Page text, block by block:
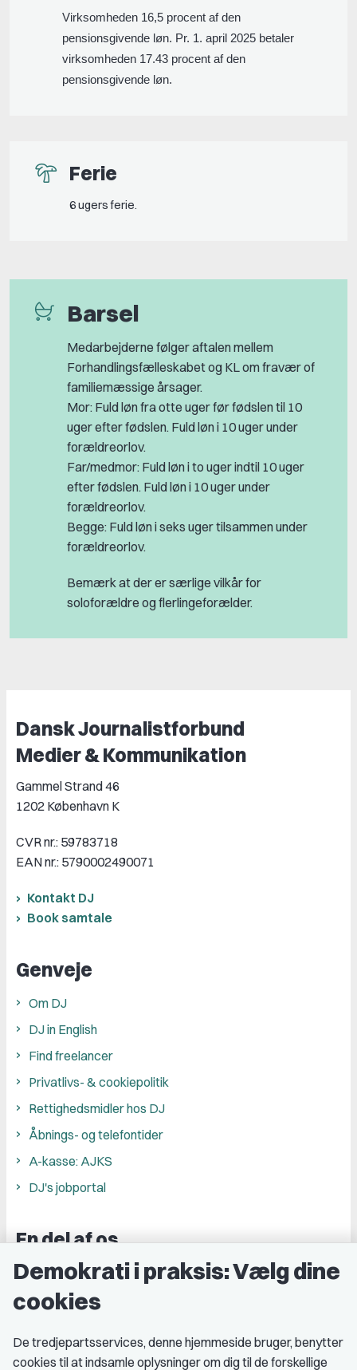
Virksomheden 16,5 procent af den
pensionsgivende løn. Pr. 1. april 2025 betaler
virksomheden 17.43 procent af den
pensionsgivende løn.
Ferie
6 ugers ferie.
Barsel
Medarbejderne følger aftalen mellem
Forhandlingsfælleskabet og KL om fravær of
familiemæssige årsager.
Mor: Fuld løn fra otte uger før fødslen til 10
uger efter fødslen. Fuld løn i 10 uger under
forældreorlov.
Far/medmor: Fuld løn i to uger indtil 10 uger
efter fødslen. Fuld løn i 10 uger under
forældreorlov.
Begge: Fuld løn i seks uger tilsammen under
forældreorlov.
Bemærk at der er særlige vilkår for
soloforældre og flerlingeforælder.
Dansk Journalistforbund
Medier & Kommunikation
Gammel Strand 46
1202 København K
CVR nr.: 59783718
EAN nr.: 5790002490071
Kontakt DJ
Book samtale
Genveje
Om DJ
DJ in English
Find freelancer
Privatlivs- & cookiepolitik
Rettighedsmidler hos DJ
Åbnings- og telefontider
A-kasse: AJKS
DJ's jobportal
En del af os
Grupper og kredse
Studenterorganisationer
Demokrati i praksis: Vælg dine
cookies
De tredjepartsservices, denne hjemmeside bruger, benytter
cookies til at indsamle oplysninger om dig til de forskellige